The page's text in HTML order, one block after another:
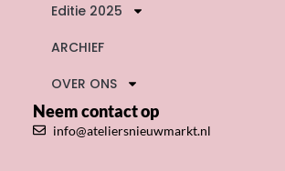
Editie 2025
ARCHIEF
OVER ONS
Neem contact op
info@ateliersnieuwmarkt.nl